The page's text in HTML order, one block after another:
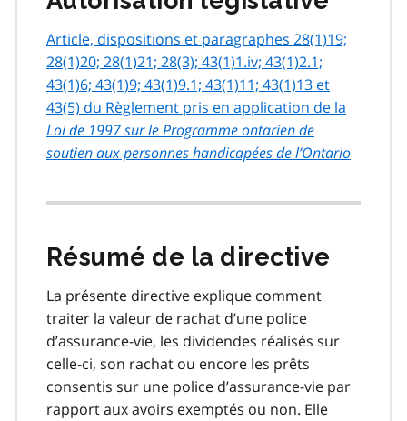
Article, dispositions et paragraphes 28(1)19;
28(1)20; 28(1)21; 28(3); 43(1)1.iv; 43(1)2.1;
43(1)6; 43(1)9; 43(1)9.1; 43(1)11; 43(1)13 et
43(5) du Règlement pris en application de la
Loi de 1997 sur le Programme ontarien de
soutien aux personnes handicapées de l’Ontario
Résumé de la directive
La présente directive explique comment
traiter la valeur de rachat d’une police
d’assurance-vie, les dividendes réalisés sur
celle-ci, son rachat ou encore les prêts
consentis sur une police d’assurance-vie par
rapport aux avoirs exemptés ou non. Elle